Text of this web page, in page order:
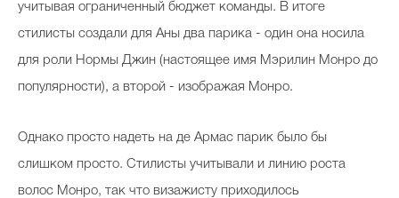
Celebrity дня
Интервью со звездой
учитывая ограниченный бюджет команды. В итоге
стилисты создали для Аны два парика - один она носила
для роли Нормы Джин (настоящее имя Мэрилин Монро до
популярности), а второй - изображая Монро.
Однако просто надеть на де Армас парик было бы
слишком просто. Стилисты учитывали и линию роста
волос Монро, так что визажисту приходилось